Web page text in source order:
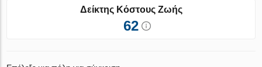
Δείκτης Κόστους Ζωής
62